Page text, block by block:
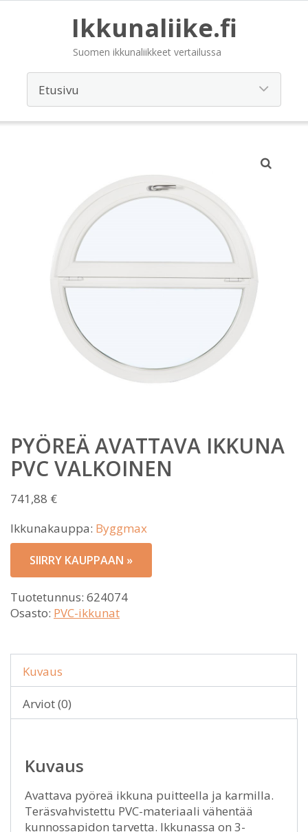
Ikkunaliike.fi
Suomen ikkunaliikkeet vertailussa
PYÖREÄ AVATTAVA IKKUNA
PVC VALKOINEN
741,88 €
Ikkunakauppa: Byggmax
SIIRRY KAUPPAAN »
Tuotetunnus: 624074
Osasto: PVC-ikkunat
Kuvaus
Arviot (0)
Kuvaus
Avattava pyöreä ikkuna puitteella ja karmilla.
Teräsvahvistettu PVC-materiaali vähentää
kunnossapidon tarvetta. Ikkunassa on 3-